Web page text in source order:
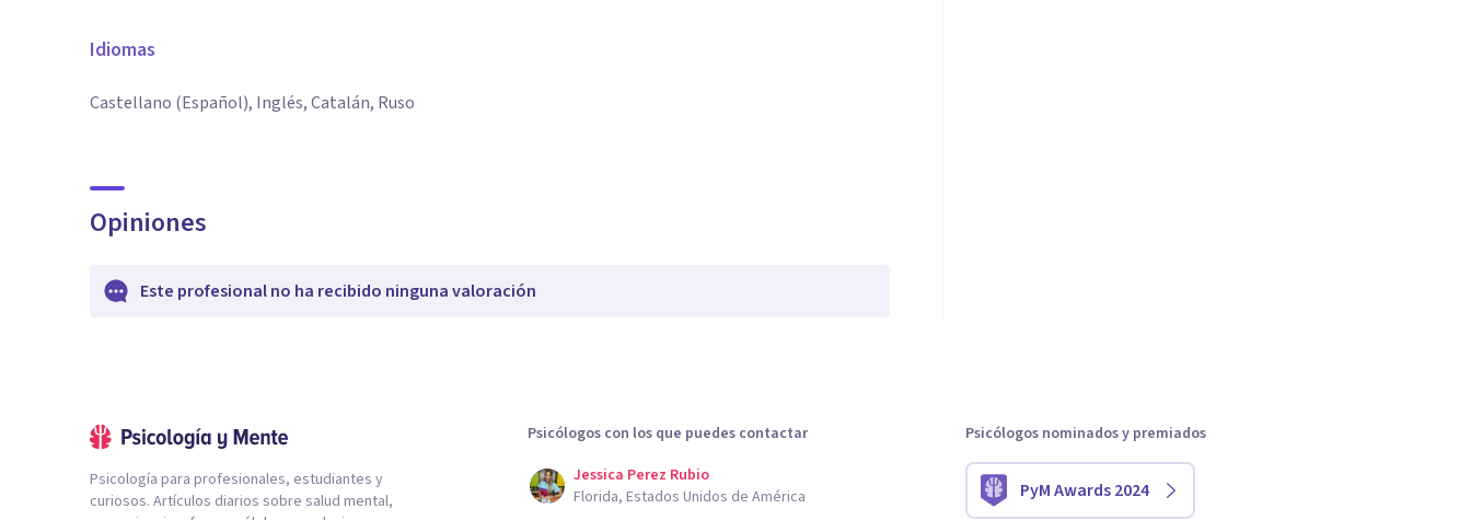
Idiomas
Castellano (Español), Inglés, Catalán, Ruso
Opiniones
Este profesional no ha recibido ninguna valoración
Psicología para profesionales, estudiantes y
curiosos. Artículos diarios sobre salud mental,
Psicólogos con los que puedes contactar
Jessica Perez Rubio
Florida, Estados Unidos de América
Psicólogos nominados y premiados
PyM Awards 2024